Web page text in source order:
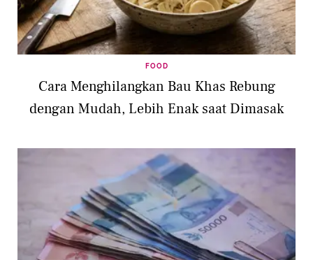
FOOD
Cara Menghilangkan Bau Khas Rebung
dengan Mudah, Lebih Enak saat Dimasak